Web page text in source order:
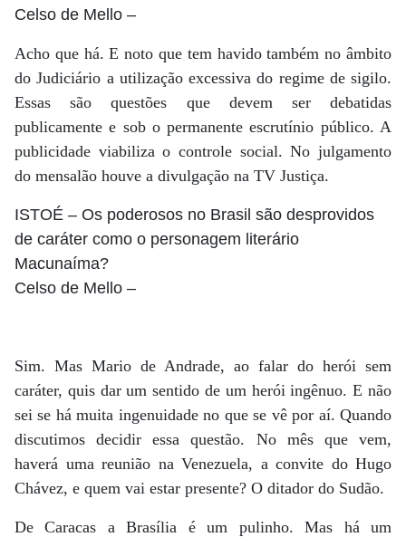
Celso de Mello –
Acho que há. E noto que tem havido também no âmbito
do Judiciário a utilização excessiva do regime de sigilo.
Essas são questões que devem ser debatidas
publicamente e sob o permanente escrutínio público. A
publicidade viabiliza o controle social. No julgamento
do mensalão houve a divulgação na TV Justiça.
ISTOÉ – Os poderosos no Brasil são desprovidos
de caráter como o personagem literário
Macunaíma?
Celso de Mello –
Sim. Mas Mario de Andrade, ao falar do herói sem
caráter, quis dar um sentido de um herói ingênuo. E não
sei se há muita ingenuidade no que se vê por aí. Quando
discutimos decidir essa questão. No mês que vem,
haverá uma reunião na Venezuela, a convite do Hugo
Chávez, e quem vai estar presente? O ditador do Sudão.
De Caracas a Brasília é um pulinho. Mas há um